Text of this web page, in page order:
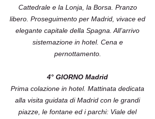
Cattedrale e la Lonja, la Borsa. Pranzo
libero. Proseguimento per Madrid, vivace ed
elegante capitale della Spagna. All’arrivo
sistemazione in hotel. Cena e
pernottamento.
4° GIORNO Madrid
Prima colazione in hotel. Mattinata dedicata
alla visita guidata di Madrid con le grandi
piazze, le fontane ed i parchi: Viale del